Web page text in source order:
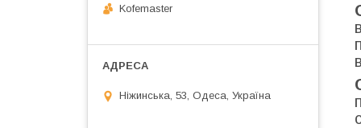
Kofemaster
Ніжинська, 53, Одеса, Україна